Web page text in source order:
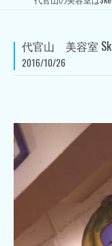
代官山 美容室
2016/10/26